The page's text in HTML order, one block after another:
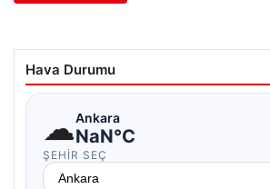
Hava Durumu
☁Ankara
NaN°C
ŞEHIR SEÇ